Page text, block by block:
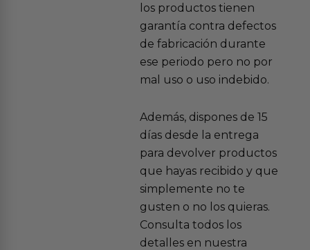
los productos tienen
garantía contra defectos
de fabricación durante
ese periodo pero no por
mal uso o uso indebido.
Además, dispones de 15
días desde la entrega
para devolver productos
que hayas recibido y que
simplemente no te
gusten o no los quieras.
Consulta todos los
detalles en nuestra